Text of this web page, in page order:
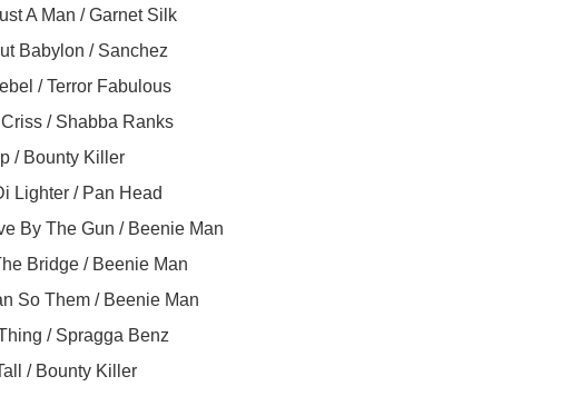
A Man / Garnet Silk
Babylon / Sanchez
/ Terror Fabulous
/ Shabba Ranks
/ Bounty Killer
Lighter / Pan Head
By The Gun / Beenie Man
Bridge / Beenie Man
So Them / Beenie Man
/ Spragga Benz
/ Bounty Killer